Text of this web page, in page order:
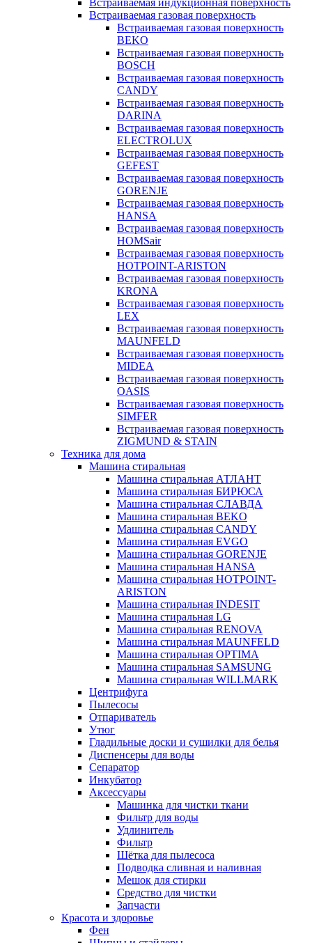
Встраиваемая индукционная поверхность
Встраиваемая газовая поверхность
Встраиваемая газовая поверхность
BEKO
Встраиваемая газовая поверхность
BOSCH
Встраиваемая газовая поверхность
CANDY
Встраиваемая газовая поверхность
DARINA
Встраиваемая газовая поверхность
ELECTROLUX
Встраиваемая газовая поверхность
GEFEST
Встраиваемая газовая поверхность
GORENJE
Встраиваемая газовая поверхность
HANSA
Встраиваемая газовая поверхность
HOMSair
Встраиваемая газовая поверхность
HOTPOINT-ARISTON
Встраиваемая газовая поверхность
KRONA
Встраиваемая газовая поверхность
LEX
Встраиваемая газовая поверхность
MAUNFELD
Встраиваемая газовая поверхность
MIDEA
Встраиваемая газовая поверхность
OASIS
Встраиваемая газовая поверхность
SIMFER
Встраиваемая газовая поверхность
ZIGMUND & STAIN
Техника для дома
Машина стиральная
Машина стиральная АТЛАНТ
Машина стиральная БИРЮСА
Машина стиральная СЛАВДА
Машина стиральная BEKO
Машина стиральная CANDY
Машина стиральная EVGO
Машина стиральная GORENJE
Машина стиральная HANSA
Машина стиральная HOTPOINT-
ARISTON
Машина стиральная INDESIT
Машина стиральная LG
Машина стиральная RENOVA
Машина стиральная MAUNFELD
Машина стиральная OPTIMA
Машина стиральная SAMSUNG
Машина стиральная WILLMARK
Центрифуга
Пылесосы
Отпариватель
Утюг
Гладильные доски и сушилки для белья
Диспенсеры для воды
Сепаратор
Инкубатор
Аксессуары
Машинка для чистки ткани
Фильтр для воды
Удлинитель
Фильтр
Шётка для пылесоса
Подводка сливная и наливная
Мешок для стирки
Средство для чистки
Запчасти
Красота и здоровье
Фен